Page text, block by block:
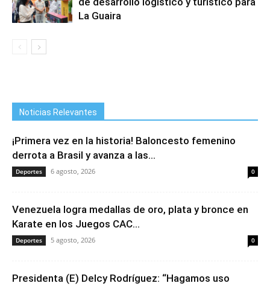
La Guaira
Noticias Relevantes
¡Primera vez en la historia! Baloncesto femenino
derrota a Brasil y avanza a las...
Deportes 6 agosto, 2026 0
Venezuela logra medallas de oro, plata y bronce en
Karate en los Juegos CAC...
Deportes 5 agosto, 2026 0
Presidenta (E) Delcy Rodríguez: “Hagamos uso